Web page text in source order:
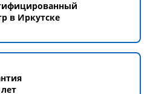
в Иркутске